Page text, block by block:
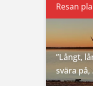
”Långt,
svära på,
Resan